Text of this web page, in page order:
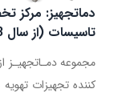
دماتجهیز: مرکز
تاسیسات (از سال 1383)
کننده تجهیزات